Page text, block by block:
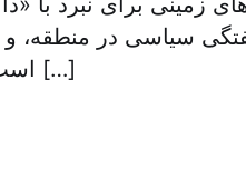
سیاسی در منطقه،
است. اولین کسی که جدی بودن این مرحله، یعنی […]